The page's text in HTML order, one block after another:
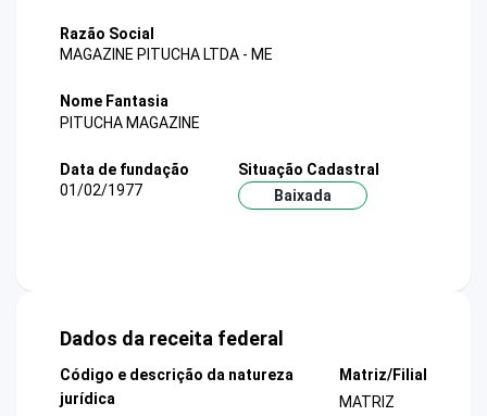
Razão Social
MAGAZINE PITUCHA LTDA - ME
Nome Fantasia
PITUCHA MAGAZINE
Data de fundação
01/02/1977
Situação Cadastral
Baixada
Dados da receita federal
Código e descrição da natureza
jurídica
Matriz/Filial
MATRIZ